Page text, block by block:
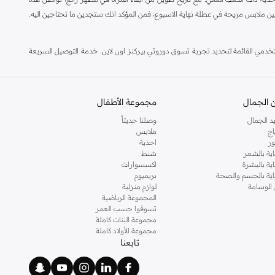
ملابس مريحة في عطلة نهاية الاسبوع، فمن المؤكد انك ستجدين ما تحتاجين اليه.
القائمة لتحديد تجربة تسوق دوروثي بيركنز اون لاين. خدمة التوصيل السريعة
الجمال
الجمال
بالشعر
بالبشرة
بالجسم والصحة
الوسامة
مجموعة الأطفال
وصلنا حديثاً
ملابس
احذية
شنط
اكسسوارات
بريميوم
لوازم منزلية
المجموعة الرياضية
تسوقوا حسب العمر
مجموعة البنات كاملة
مجموعة الأولاد كاملة
تابعنا